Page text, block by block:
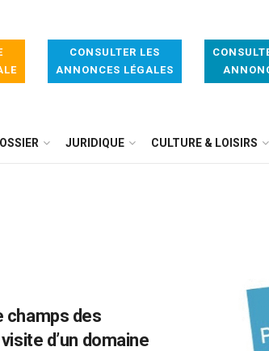
CONSULTER LES
ANNONCES LÉGALES
JURIDIQUE CULTURE & LOISIRS
champs des
d’un domaine